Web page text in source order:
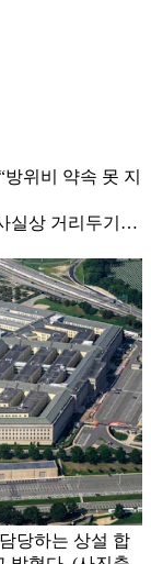
위비 약속 못 지
실상 거리두기…
당하는 상설 합